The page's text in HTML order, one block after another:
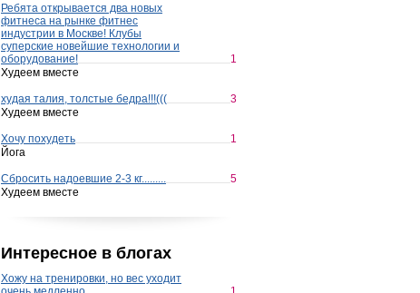
Ребята открывается два новых
фитнеса на рынке фитнес
индустрии в Москве! Клубы
суперские новейшие технологии и
оборудование!
1
Худеем вместе
худая талия, толстые бедра!!!(((
3
Худеем вместе
Хочу похудеть
1
Йога
Сбросить надоевшие 2-3 кг.........
5
Худеем вместе
Интересное в блогах
Хожу на тренировки, но вес уходит